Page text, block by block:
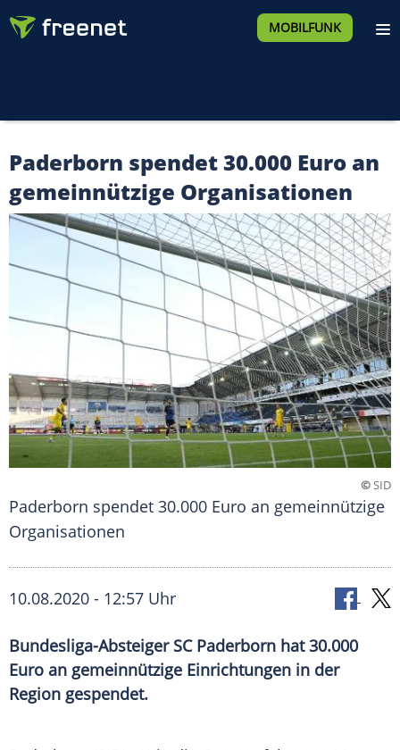
MOBILFUNK
Paderborn spendet 30.000 Euro an
gemeinnützige Organisationen
©SID
Paderborn spendet 30.000 Euro an gemeinnützige
Organisationen
10.08.2020 - 12:57 Uhr
Bundesliga-Absteiger SC Paderborn hat 30.000
Euro an gemeinnützige Einrichtungen in der
Region gespendet.